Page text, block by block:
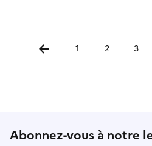
Aller à la page précédente
1 2 3
Abonnez-vous à notre